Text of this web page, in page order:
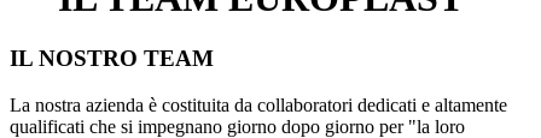
IL NOSTRO TEAM
La nostra azienda è costituita da collaboratori dedicati e altamente
qualificati che si impegnano giorno dopo giorno per "la loro